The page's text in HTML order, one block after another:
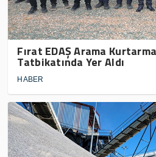
Fırat EDAŞ Arama
Tatbikatında Yer Aldı
HABER